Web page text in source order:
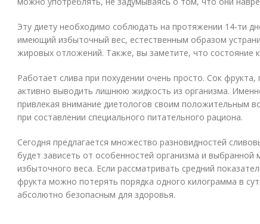
Эту диету необходимо соблюдать на протяжении 14-ти
имеющий избыточный вес, естественным образом
жировых отложений. Также, вы заметите, что состояние
Работает слива при похудении очень просто. Сок
активно выводить лишнюю жидкость из организма.
привлекая внимание диетологов своим положительным
при составлении специального питательного рациона.
Сегодня предлагается множество разновидностей
будет зависеть от особенностей организма и выбранной
избыточного веса. Если рассматривать средний
фрукта можно потерять порядка одного килограмма в
абсолютно безопасным для здоровья.